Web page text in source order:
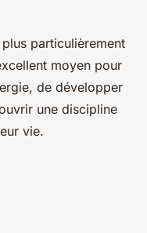
particulièrement
moyen pour
de développer
une discipline
vie.